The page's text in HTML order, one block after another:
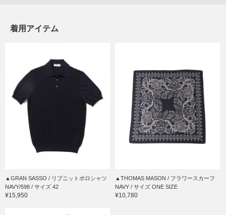
着用アイテム
▲GRAN SASSO / リブニットポロシャツ
NAVY/598 / サイズ 42
¥15,950
▲THOMAS MASON / フラワースカーフ
NAVY / サイズ ONE SIZE
¥10,780